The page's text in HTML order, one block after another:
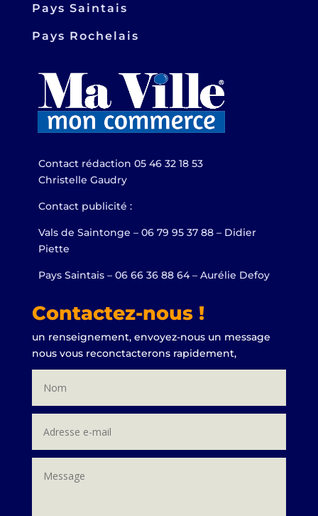
Pays Saintais
Pays Rochelais
Contact rédaction 05 46 32 18 53
Christelle Gaudry
Contact publicité :
Vals de Saintonge – 06 79 95 37 88 – Didier
Piette
Pays Saintais – 06 66 36 88 64 – Aurélie Defoy
Contactez-nous !
un renseignement, envoyez-nous un message
nous vous reconctacterons rapidement,